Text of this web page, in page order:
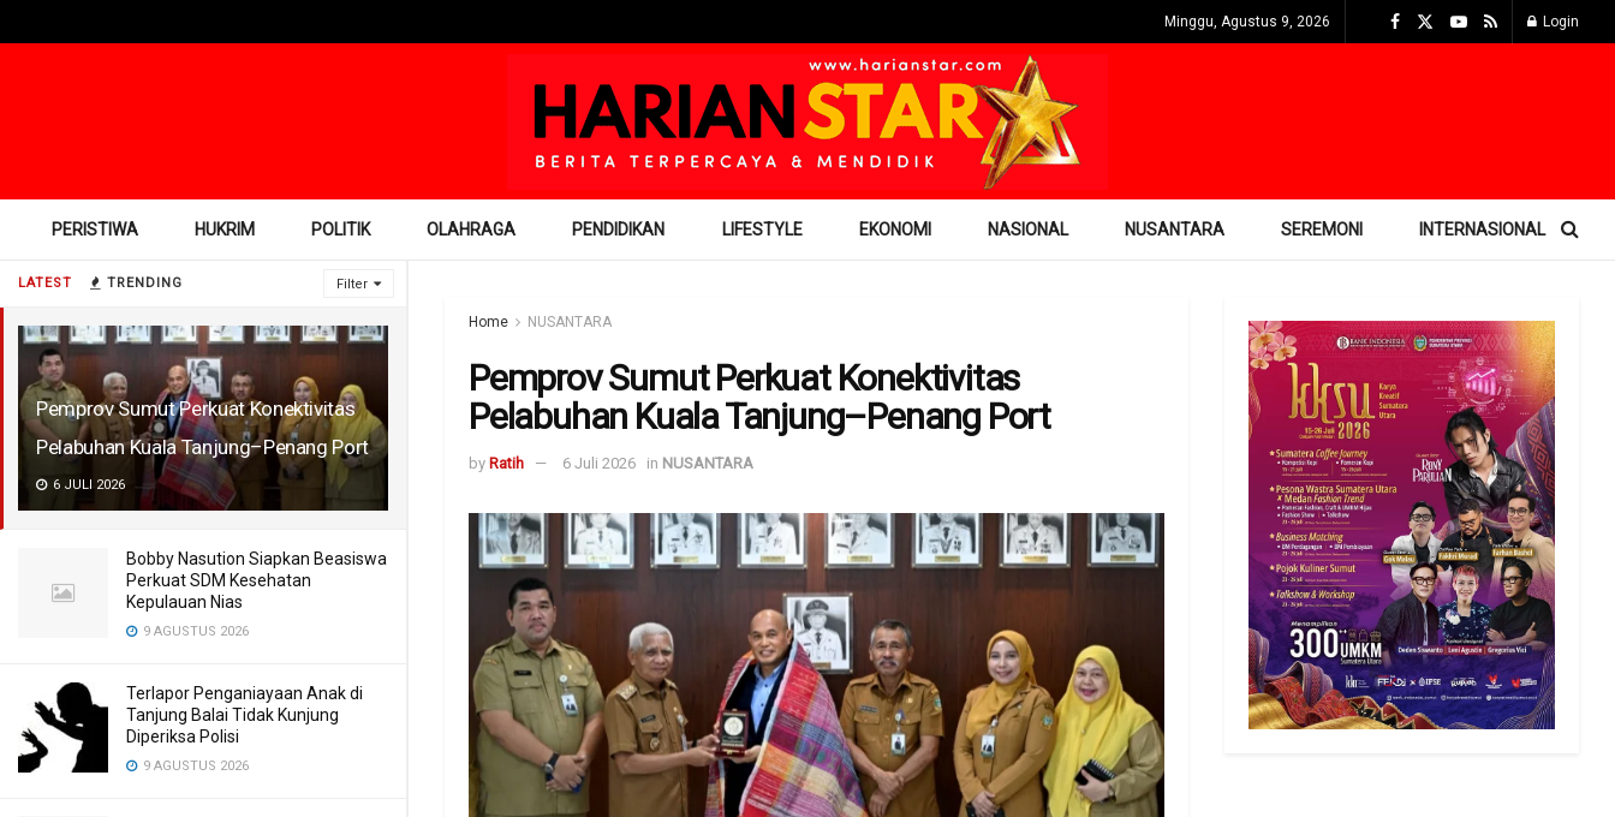
LATEST TRENDING Filter
Pemprov Sumut Perkuat Konektivitas
Pelabuhan Kuala Tanjung–Penang Port
6 JULI 2026
Bobby Nasution Siapkan Beasiswa
Perkuat SDM Kesehatan
Kepulauan Nias
9 AGUSTUS 2026
Terlapor Penganiayaan Anak di
Tanjung Balai Tidak Kunjung
Diperiksa Polisi
9 AGUSTUS 2026
Minggu, Agustus 9, 2026 Login
PERISTIWA HUKRIM POLITIK OLAHRAGA PENDIDIKAN LIFESTYLE EKONOMI NASIONAL NUSANTARA SEREMONI INTERNASIONAL
Home NUSANTARA
Pemprov Sumut Perkuat Konektivitas
Pelabuhan Kuala Tanjung–Penang Port
by Ratih 6 Juli 2026 in NUSANTARA